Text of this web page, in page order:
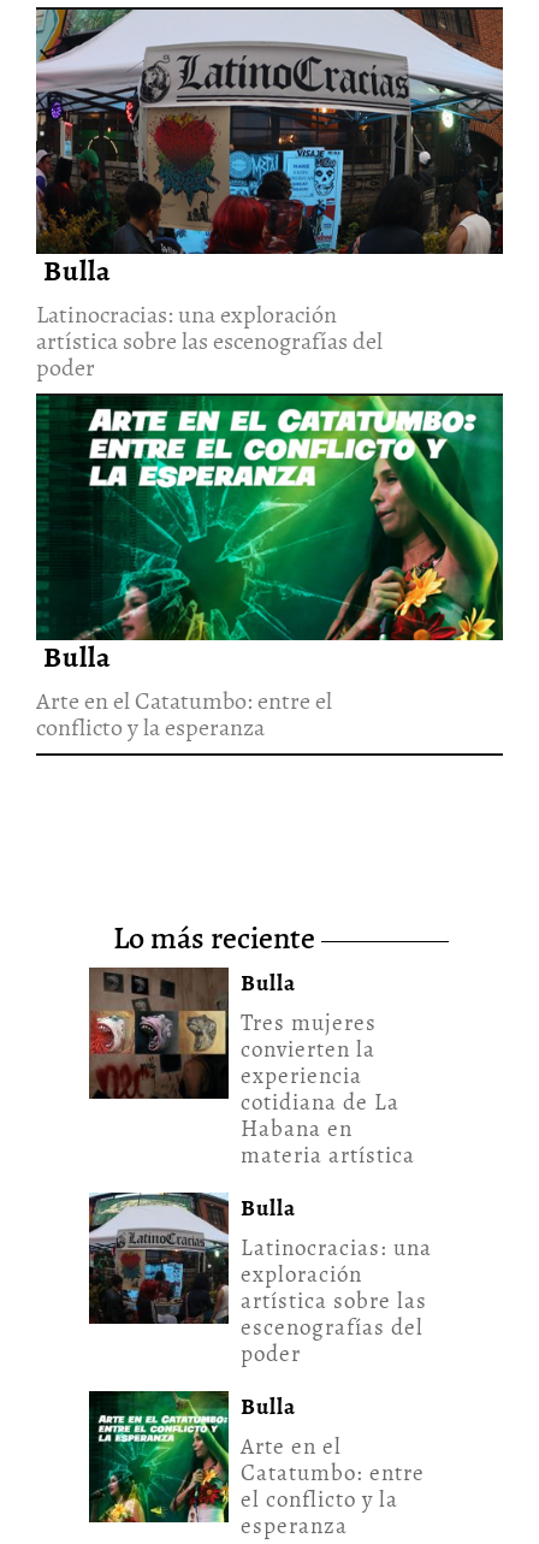
Latinocracias: una exploración
artística sobre las escenografías
del poder
Bulla
Latinocracias: una exploración
artística sobre las escenografías del
poder
Arte en el Catatumbo: entre el
conflicto y la esperanza
22/Jul/2026
Bulla
Arte en el Catatumbo: entre el
conflicto y la esperanza
lo más reciente
Bulla
Tres mujeres
convierten la
experiencia
cotidiana de La
Habana en
materia artística
Bulla
Latinocracias: una
exploración
artística sobre las
escenografías del
poder
Bulla
Arte en el
Catatumbo: entre
el conflicto y la
esperanza